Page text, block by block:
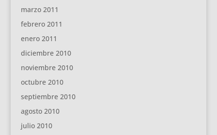
marzo 2011
febrero 2011
enero 2011
diciembre 2010
noviembre 2010
octubre 2010
septiembre 2010
agosto 2010
julio 2010